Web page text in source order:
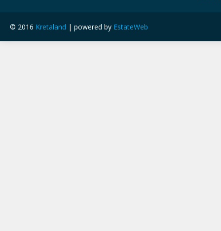
© 2016 Kretaland | powered by EstateWeb